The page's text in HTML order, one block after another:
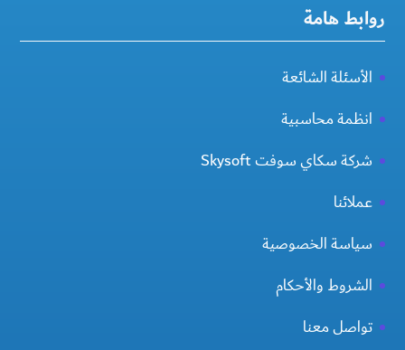
روابط هامة
الأسئلة الشائعة
انظمة محاسبية
شركة سكاي سوفت Skysoft
عملائنا
سياسة الخصوصية
الشروط والأحكام
تواصل معنا